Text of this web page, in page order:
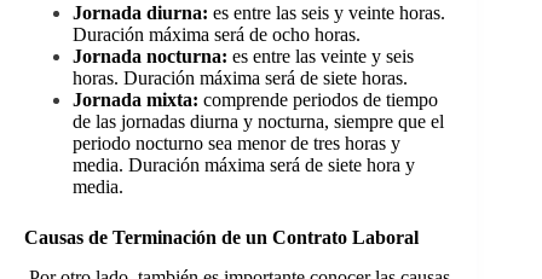
Jornada diurna: es entre las seis y veinte horas.
Duración máxima será de ocho horas.
Jornada nocturna: es entre las veinte y seis
horas. Duración máxima será de siete horas.
Jornada mixta: comprende periodos de tiempo
de las jornadas diurna y nocturna, siempre que el
periodo nocturno sea menor de tres horas y
media. Duración máxima será de siete hora y
media.
Causas de Terminación de un Contrato Laboral